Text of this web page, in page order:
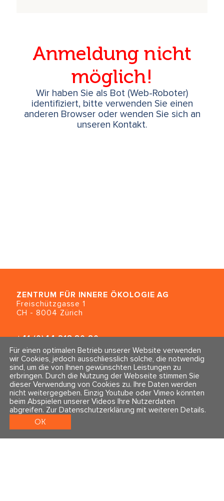
Anmeldung nicht
möglich!
Wir haben Sie als Bot (Web-Roboter)
identifiziert, bitte verwenden Sie einen
anderen Browser oder wenden Sie sich an
unseren Kontakt.
ZENTRUM FÜR INNERE ÖKOLOGIE AG
Freischützgasse 1
CH - 8004 Zürich
+41 (0)44 218 80 80
info@traumahealing.ch
info@polarity.se
Kontakt & Info
Newsletter
Impressum & Datenschutz
AGBs
Folge uns
Für einen optimalen Betrieb unserer Website verwenden
wir Cookies, jedoch ausschliesslich solche, die notwendig
sind, um die von Ihnen gewünschten Leistungen zu
erbringen. Durch die Nutzung der Webseite stimmen Sie
dieser Verwendung von Cookies zu. Ihre Daten werden
nicht weitergegeben. Einzig Youtube oder Vimeo könnten
beim Abspielen unserer Videos Ihre Nutzerdaten
abgreifen. Zur Datenschutzerklärung mit weiteren Details.
OK